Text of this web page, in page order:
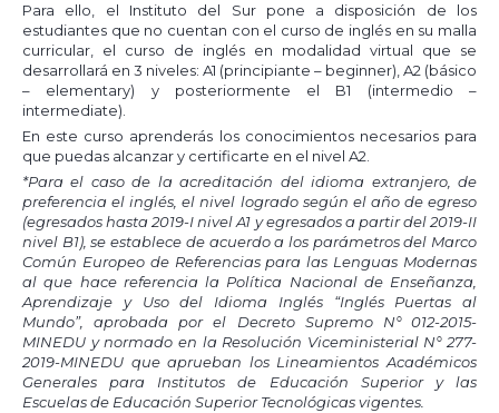
Para ello, el Instituto del Sur pone a disposición de los
estudiantes que no cuentan con el curso de inglés en su malla
curricular, el curso de inglés en modalidad virtual que se
desarrollará en 3 niveles: A1 (principiante – beginner), A2 (básico
– elementary) y posteriormente el B1 (intermedio –
intermediate).
En este curso aprenderás los conocimientos necesarios para
que puedas alcanzar y certificarte en el nivel A2.
*Para el caso de la acreditación del idioma extranjero, de
preferencia el inglés, el nivel logrado según el año de egreso
(egresados hasta 2019-I nivel A1 y egresados a partir del 2019-II
nivel B1), se establece de acuerdo a los parámetros del Marco
Común Europeo de Referencias para las Lenguas Modernas
al que hace referencia la Política Nacional de Enseñanza,
Aprendizaje y Uso del Idioma Inglés “Inglés Puertas al
Mundo”, aprobada por el Decreto Supremo N° 012-2015-
MINEDU y normado en la Resolución Viceministerial N° 277-
2019-MINEDU que aprueban los Lineamientos Académicos
Generales para Institutos de Educación Superior y las
Escuelas de Educación Superior Tecnológicas vigentes.